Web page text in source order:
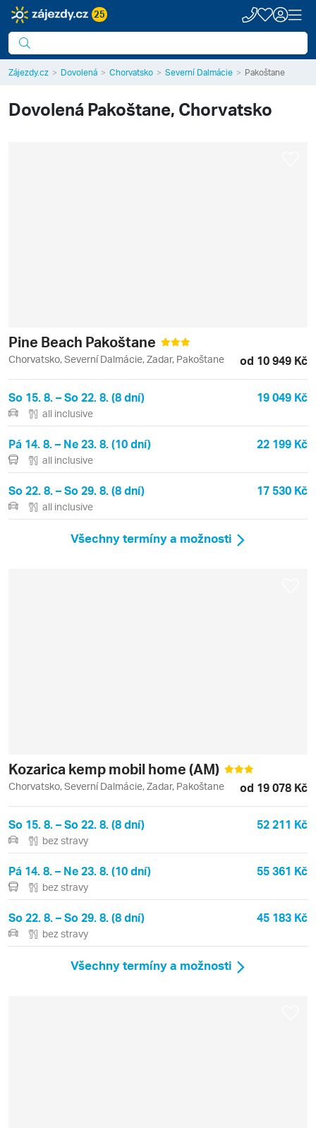
25
Zájezdy.cz Dovolená Chorvatsko Severní Dalmácie Pakoštane
Dovolená Pakoštane, Chorvatsko
Pine Beach Pakoštane
Chorvatsko, Severní Dalmácie, Zadar, Pakoštane od 10 949 Kč
So 15. 8. – So 22. 8. (8 dní) 19 049 Kč
all inclusive
Pá 14. 8. – Ne 23. 8. (10 dní) 22 199 Kč
all inclusive
So 22. 8. – So 29. 8. (8 dní) 17 530 Kč
all inclusive
Všechny termíny a možnosti
Kozarica kemp mobil home (AM)
Chorvatsko, Severní Dalmácie, Zadar, Pakoštane od 19 078 Kč
So 15. 8. – So 22. 8. (8 dní) 52 211 Kč
bez stravy
Pá 14. 8. – Ne 23. 8. (10 dní) 55 361 Kč
bez stravy
So 22. 8. – So 29. 8. (8 dní) 45 183 Kč
bez stravy
Všechny termíny a možnosti